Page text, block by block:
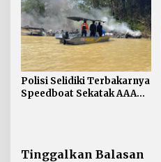
Polisi Selidiki Terbakarnya
Speedboat Sekatak AAA
Tinggalkan Balasan